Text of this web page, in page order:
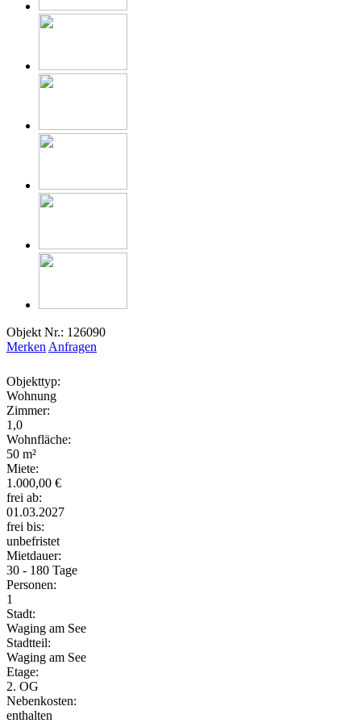
Objekt Nr.: 126090
Merken Anfragen
Objekttyp:
Wohnung
Zimmer:
1,0
Wohnfläche:
50 m²
Miete:
1.000,00 €
frei ab:
01.03.2027
frei bis:
unbefristet
Mietdauer:
30 - 180 Tage
Personen:
1
Stadt:
Waging am See
Stadtteil:
Waging am See
Etage:
2. OG
Nebenkosten:
enthalten